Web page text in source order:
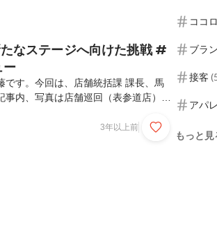
なステージへ向けた挑戦 #
ー
です。今回は、店舗統括課 課長、馬
内、写真は店舗巡回（表参道店）に
都江戸川区出身。新卒で、有限会社
会社ドリームフィールズの親会社株
3年以上前
ココ
ブラ
接客 (
アパ
もっと見